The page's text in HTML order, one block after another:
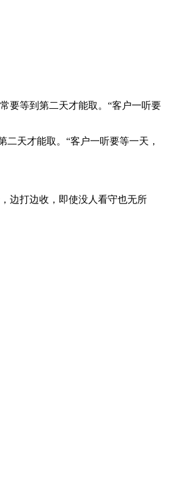
要等到第二天才能取。“客户一听要
天才能取。“客户一听要等一天，
边打边收，即使没人看守也无所